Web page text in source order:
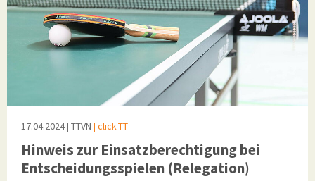
17.04.2024| TTVN | click-TT
Hinweis zur Einsatzberechtigung bei
Entscheidungsspielen (Relegation)